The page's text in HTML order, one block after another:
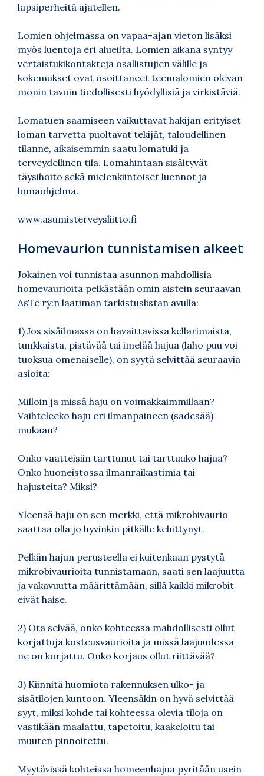
lapsiperheitä ajatellen.
Lomien ohjelmassa on vapaa-ajan vieton lisäksi
myös luentoja eri alueilta. Lomien aikana syntyy
vertaistukikontakteja osallistujien välille ja
kokemukset ovat osoittaneet teemalomien olevan
monin tavoin tiedollisesti hyödyllisiä ja virkistäviä.
Lomatuen saamiseen vaikuttavat hakijan erityiset
loman tarvetta puoltavat tekijät, taloudellinen
tilanne, aikaisemmin saatu lomatuki ja
terveydellinen tila. Lomahintaan sisältyvät
täysihoito sekä mielenkiintoiset luennot ja
lomaohjelma.
www.asumisterveysliitto.fi
Homevaurion tunnistamisen alkeet
Jokainen voi tunnistaa asunnon mahdollisia
homevaurioita pelkästään omin aistein seuraavan
AsTe ry:n laatiman tarkistuslistan avulla:
1) Jos sisäilmassa on havaittavissa kellarimaista,
tunkkaista, pistävää tai imelää hajua (laho puu voi
tuoksua omenaiselle), on syytä selvittää seuraavia
asioita:
Milloin ja missä haju on voimakkaimmillaan?
Vaihteleeko haju eri ilmanpaineen (sadesää)
mukaan?
Onko vaatteisiin tarttunut tai tarttuuko hajua?
Onko huoneistossa ilmanraikastimia tai
hajusteita? Miksi?
Yleensä haju on sen merkki, että mikrobivaurio
saattaa olla jo hyvinkin pitkälle kehittynyt.
Pelkän hajun perusteella ei kuitenkaan pystytä
mikrobivaurioita tunnistamaan, saati sen laajuutta
ja vakavuutta määrittämään, sillä kaikki mikrobit
eivät haise.
2) Ota selvää, onko kohteessa mahdollisesti ollut
korjattuja kosteusvaurioita ja missä laajuudessa
ne on korjattu. Onko korjaus ollut riittävää?
3) Kiinnitä huomiota rakennuksen ulko- ja
sisätilojen kuntoon. Yleensäkin on hyvä selvittää
syyt, miksi kohde tai kohteessa olevia tiloja on
vastikään maalattu, tapetoitu, kaakeloitu tai
muuten pinnoitettu.
Myytävissä kohteissa homeenhajua pyritään usein